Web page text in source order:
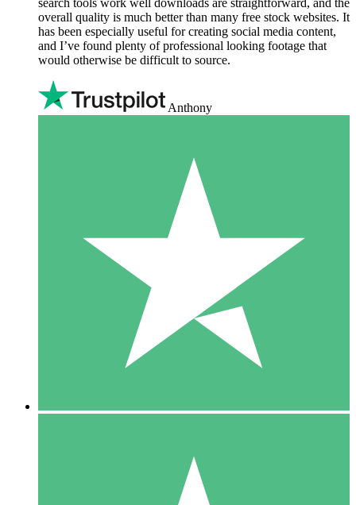
overall quality is much better than many free stock websites. It
has been especially useful for creating social media content,
and I’ve found plenty of professional looking footage that
would otherwise be difficult to source.
Anthony